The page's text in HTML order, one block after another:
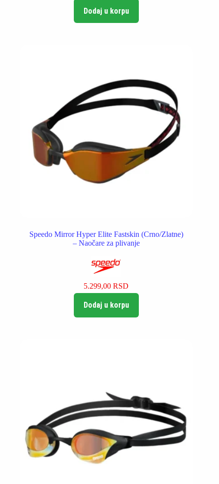
je
bila:
je:
5.499,00 RSD.
Dodaj u korpu
Speedo Mirror Hyper Elite Fastskin (Crno/Zlatne)
– Naočare za plivanje
5.299,00RSD
Dodaj u korpu